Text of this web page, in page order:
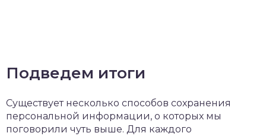
Подведем итоги
Существует несколько способов сохранения
персональной информации, о которых мы
поговорили чуть выше. Для каждого